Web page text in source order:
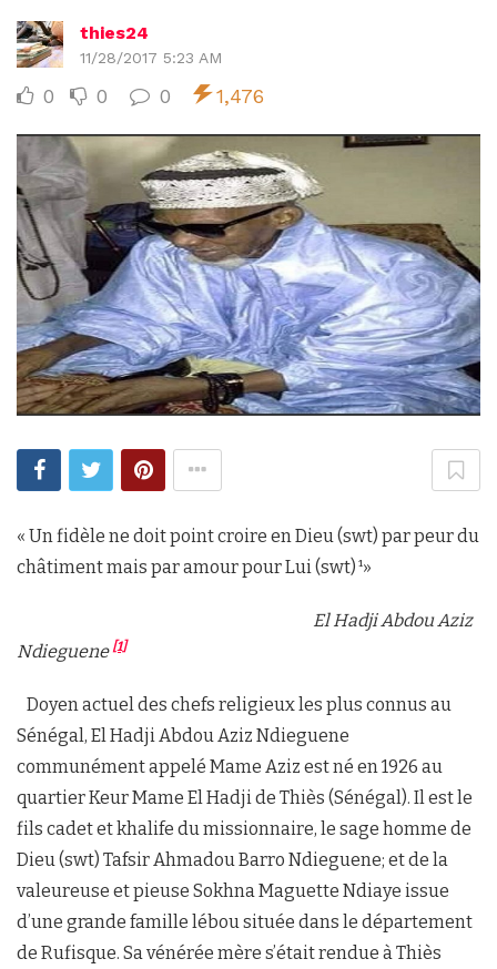
thies24
11/28/2017 5:23 AM
0 0 0 1,476
« Un fidèle ne doit point croire en Dieu (swt) par peur du
châtiment mais par amour pour Lui (swt)¹»
El Hadji Abdou Aziz
Ndieguene [1]
Doyen actuel des chefs religieux les plus connus au
Sénégal, El Hadji Abdou Aziz Ndieguene
communément appelé Mame Aziz est né en 1926 au
quartier Keur Mame El Hadji de Thiès (Sénégal). Il est le
fils cadet et khalife du missionnaire, le sage homme de
Dieu (swt) Tafsir Ahmadou Barro Ndieguene; et de la
valeureuse et pieuse Sokhna Maguette Ndiaye issue
d’une grande famille lébou située dans le département
de Rufisque. Sa vénérée mère s’était rendue à Thiès